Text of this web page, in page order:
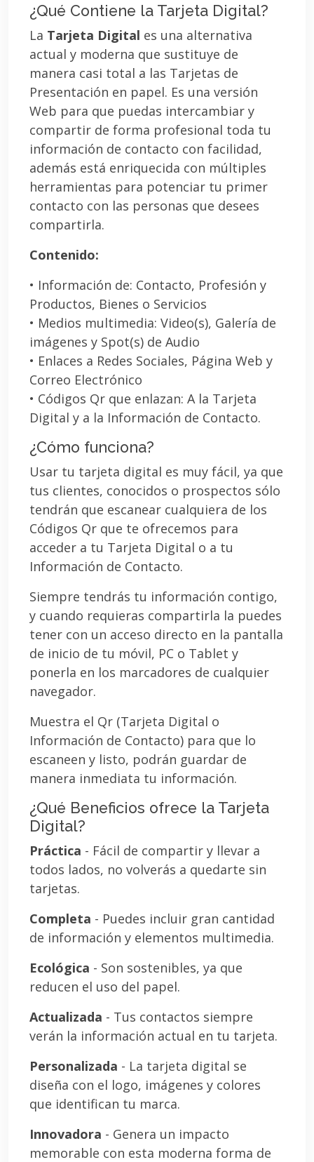
¿Qué Contiene la Tarjeta Digital?
La Tarjeta Digital es una alternativa
actual y moderna que sustituye de
manera casi total a las Tarjetas de
Presentación en papel. Es una versión
Web para que puedas intercambiar y
compartir de forma profesional toda tu
información de contacto con facilidad,
además está enriquecida con múltiples
herramientas para potenciar tu primer
contacto con las personas que desees
compartirla.
Contenido:
• Información de: Contacto, Profesión y
Productos, Bienes o Servicios
• Medios multimedia: Video(s), Galería de
imágenes y Spot(s) de Audio
• Enlaces a Redes Sociales, Página Web y
Correo Electrónico
• Códigos Qr que enlazan: A la Tarjeta
Digital y a la Información de Contacto.
¿Cómo funciona?
Usar tu tarjeta digital es muy fácil, ya que
tus clientes, conocidos o prospectos sólo
tendrán que escanear cualquiera de los
Códigos Qr que te ofrecemos para
acceder a tu Tarjeta Digital o a tu
Información de Contacto.
Siempre tendrás tu información contigo,
y cuando requieras compartirla la puedes
tener con un acceso directo en la pantalla
de inicio de tu móvil, PC o Tablet y
ponerla en los marcadores de cualquier
navegador.
Muestra el Qr (Tarjeta Digital o
Información de Contacto) para que lo
escaneen y listo, podrán guardar de
manera inmediata tu información.
¿Qué Beneficios ofrece la Tarjeta
Digital?
Práctica - Fácil de compartir y llevar a
todos lados, no volverás a quedarte sin
tarjetas.
Completa - Puedes incluir gran cantidad
de información y elementos multimedia.
Ecológica - Son sostenibles, ya que
reducen el uso del papel.
Actualizada - Tus contactos siempre
verán la información actual en tu tarjeta.
Personalizada - La tarjeta digital se
diseña con el logo, imágenes y colores
que identifican tu marca.
Innovadora - Genera un impacto
memorable con esta moderna forma de